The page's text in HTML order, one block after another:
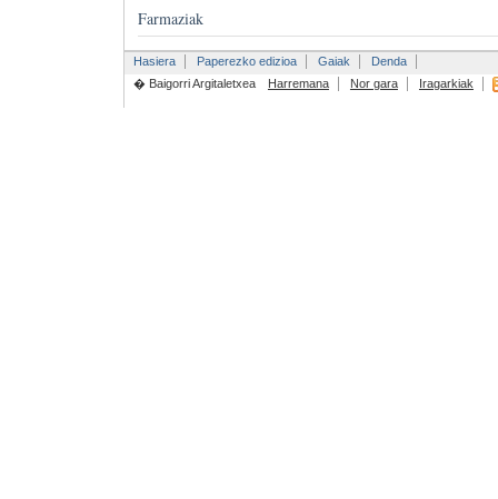
Farmaziak
Hasiera Paperezko edizioa Gaiak
Denda
� Baigorri Argitaletxea
Harremana Nor gara Iragarkiak